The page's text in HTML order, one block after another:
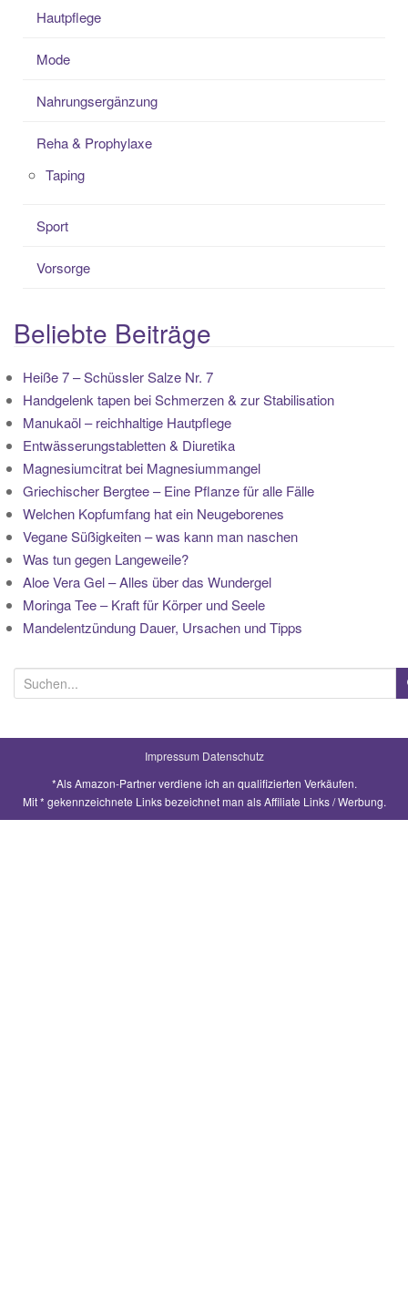
Hautpflege
Mode
Nahrungsergänzung
Reha & Prophylaxe
Taping
Sport
Vorsorge
Beliebte Beiträge
Heiße 7 – Schüssler Salze Nr. 7
Handgelenk tapen bei Schmerzen & zur Stabilisation
Manukaöl – reichhaltige Hautpflege
Entwässerungstabletten & Diuretika
Magnesiumcitrat bei Magnesiummangel
Griechischer Bergtee – Eine Pflanze für alle Fälle
Welchen Kopfumfang hat ein Neugeborenes
Vegane Süßigkeiten – was kann man naschen
Was tun gegen Langeweile?
Aloe Vera Gel – Alles über das Wundergel
Moringa Tee – Kraft für Körper und Seele
Mandelentzündung Dauer, Ursachen und Tipps
u
a
Impressum Datenschutz
*Als Amazon-Partner verdiene ich an qualifizierten Verkäufen.
Mit * gekennzeichnete Links bezeichnet man als Affiliate Links / Werbung.